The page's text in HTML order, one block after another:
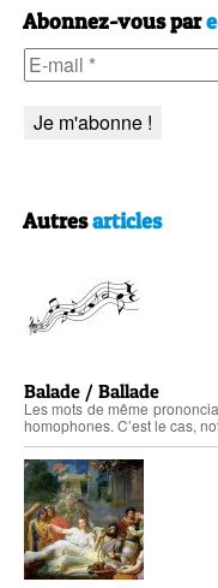
Abonnez-vous par
Autresarticles
Balade / Ballade
Les mots de même
homophones. C’est le cas,